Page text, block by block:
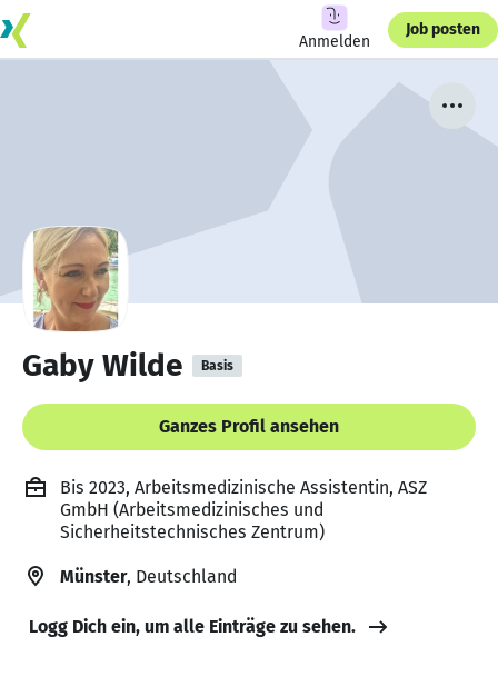
Anmelden
Job posten
Gaby Wilde Basis
Ganzes Profil ansehen
Bis 2023, Arbeitsmedizinische Assistentin, ASZ
GmbH (Arbeitsmedizinisches und
Sicherheitstechnisches Zentrum)
Münster, Deutschland
Logg Dich ein, um alle Einträge zu sehen.